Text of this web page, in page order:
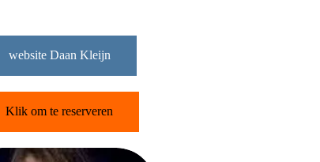
website Daan Kleijn
Klik om te reserveren